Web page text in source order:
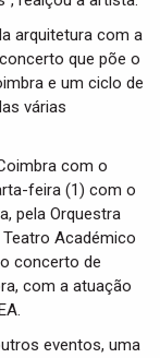
arquitetura com a
que põe o
e um ciclo de
várias
com o
feira (1) com o
pela Orquestra
Académico
concerto de
com a atuação
eventos, uma